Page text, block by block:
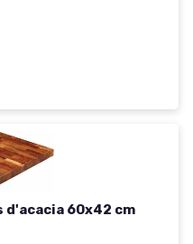
d'acacia 60x42 cm